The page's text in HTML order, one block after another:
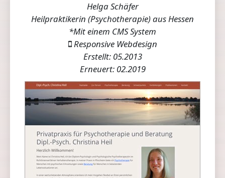
Helga Schäfer
Heilpraktikerin (Psychotherapie) aus Hessen
*Mit einem CMS System
Responsive Webdesign
Erstellt: 05.2013
Erneuert: 02.2019